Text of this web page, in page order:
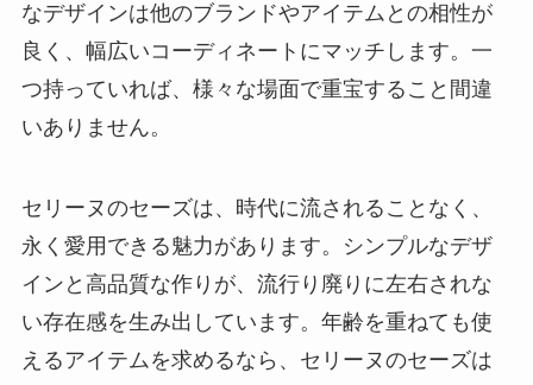
なデザインは他のブランドやアイテムとの相性が
良く、幅広いコーディネートにマッチします。一
つ持っていれば、様々な場面で重宝すること間違
いありません。
セリーヌのセーズは、時代に流されることなく、
永く愛用できる魅力があります。シンプルなデザ
インと高品質な作りが、流行り廃りに左右されな
い存在感を生み出しています。年齢を重ねても使
えるアイテムを求めるなら、セリーヌのセーズは